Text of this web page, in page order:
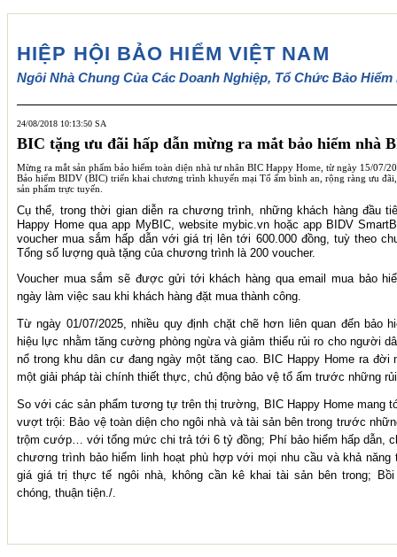
HIỆP HỘI BẢO HIỂM VIỆT NAM
Ngôi Nhà Chung Của Các Doanh Nghiệp, Tổ Chức Bảo
24/08/2018 10:13:50 SA
BIC tặng ưu đãi hấp dẫn mừng ra mắt bảo hiểm nhà
Mừng ra mắt sản phẩm bảo hiểm toàn diện nhà tư nhân BIC Happy Home, từ ngày 15/07/
Bảo hiểm BIDV (BIC) triển khai chương trình khuyến mại Tổ ấm bình an, rộng ràng ưu
sản phẩm trực tuyến.
Cụ thể, trong thời gian diễn ra chương trình, những khách hàng đầu
Happy Home qua app MyBIC, website mybic.vn hoặc app BIDV
voucher mua sắm hấp dẫn với giá trị lên tới 600.000 đồng, tuỳ theo
Tổng số lượng quà tặng của chương trình là 200 voucher.
Voucher mua sắm sẽ được gửi tới khách hàng qua email mua bảo
ngày làm việc sau khi khách hàng đặt mua thành công.
Từ ngày 01/07/2025, nhiều quy định chặt chẽ hơn liên quan đến bảo
hiệu lực nhằm tăng cường phòng ngừa và giảm thiểu rủi ro cho người
nổ trong khu dân cư đang ngày một tăng cao. BIC Happy Home ra đời
một giải pháp tài chính thiết thực, chủ động bảo vệ tổ ấm trước những
So với các sản phẩm tương tự trên thị trường, BIC Happy Home mang
vượt trội: Bảo vệ toàn diện cho ngôi nhà và tài sản bên trong trước
trộm cướp… với tổng mức chi trả tới 6 tỷ đồng; Phí bảo hiểm hấp dẫn,
chương trình bảo hiểm linh hoạt phù hợp với mọi nhu cầu và khả năng
giá giá trị thực tế ngôi nhà, không cần kê khai tài sản bên trong; Bồi
chóng, thuận tiện./.